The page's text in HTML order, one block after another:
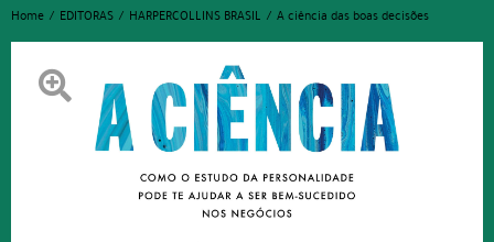
Home EDITORAS HARPERCOLLINS BRASIL A ciência das boas decisões